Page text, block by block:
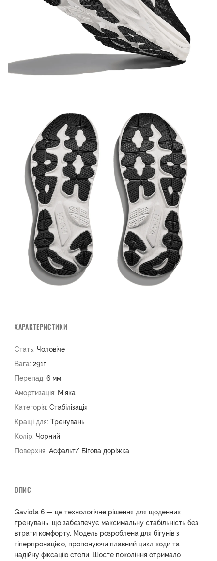
ХАРАКТЕРИСТИКИ
Стать: Чоловіче
Вага: 291г
Перепад: 6 мм
Амортизація: М'яка
Категорія: Стабілізація
Кращі для: Тренувань
Колір: Чорний
Поверхня: Асфальт/ Бігова доріжка
ОПИС
Gaviota 6 — це технологічне рішення для щоденних
тренувань, що забезпечує максимальну стабільність без
втрати комфорту. Модель розроблена для бігунів з
гіперпронацією, пропонуючи плавний цикл ходи та
надійну фіксацію стопи. Шосте покоління отримало